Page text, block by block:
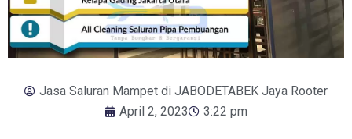
Jasa Saluran Mampet di JABODETABEK Jaya Rooter
April 2, 2023
3:22 pm